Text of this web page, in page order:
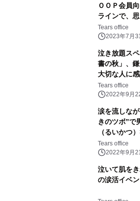
ＯＯＰ会員
ラインで、
ことん号泣
力アップで
を実施
Tears office
2023年7月
泣き放題ス
書の秋」、
大切な人に
う。
Tears office
2022年9月
涙を流しな
きのツボ”で
（るいかつ
Tears office
2022年9月
泣いて肌を
の涙活イベ